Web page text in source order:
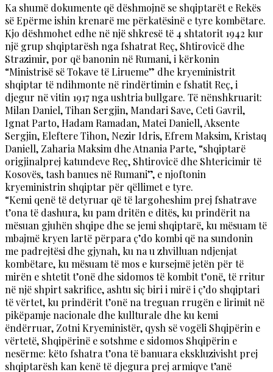
Ka shumë dokumente që dëshmojnë se shqiptarët e Rekës
së Epërme ishin krenarë me përkatësinë e tyre kombëtare.
Kjo dëshmohet edhe në një shkresë të 4 shtatorit 1942 kur
një grup shqiptarësh nga fshatrat Reç, Shtirovicë dhe
Strazimir, por që banonin në Rumani, i kërkonin
“Ministrisë së Tokave të Lirueme” dhe kryeministrit
shqiptar të ndihmonte në rindërtimin e fshatit Reç, i
djegur në vitin 1917 nga ushtria bullgare. Të nënshkruarit:
Milan Daniel, Tihan Sergjin, Mandari Save, Ceti Gavril,
Ignat Parto, Hadam Ramadan, Matei Daniell, Aksente
Sergjin, Eleftere Tihon, Nezir Idris, Efrem Maksim, Kristaq
Daniell, Zaharia Maksim dhe Atnania Parte, “shqiptarë
origjinalprej katundeve Reç, Shtirovicë dhe Shtericimir të
Kosovës, tash banues në Rumani”, e njoftonin
kryeministrin shqiptar për qëllimet e tyre.
“Kemi qenë të detyruar që të largoheshim prej fshatrave
t’ona të dashura, ku pam dritën e ditës, ku prindërit na
mësuan gjuhën shqipe dhe se jemi shqiptarë, ku mësuam të
mbajmë kryen lartë përpara ç’do kombi që na sundonin
me padrejtësi dhe gjynah, ku na u zhvilluan ndjenjat
kombëtare, ku mësuam të mos e kursejmë jetën për të
mirën e shtetit t’onë dhe sidomos të kombit t’onë, të rritur
në një shpirt sakrifice, ashtu siç biri i mirë i ç’do shqiptari
të vërtet, ku prindërit t’onë na treguan rrugën e lirimit në
pikëpamje nacionale dhe kullturale dhe ku kemi
ëndërruar, Zotni Kryeministër, qysh së vogëli Shqipërin e
vërtetë, Shqipërinë e sotshme e sidomos Shqipërin e
nesërme: këto fshatra t’ona të banuara ekskluzivisht prej
shqiptarësh kan kenë të djegura prej armiqve t’anë